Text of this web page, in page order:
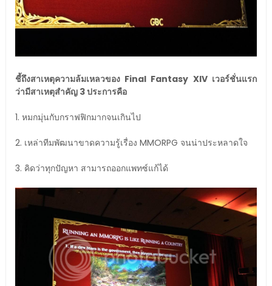
ชี้ถึงสาเหตุความล้มเหลวของ Final Fantasy XIV เวอร์ชั่นแรก
ว่ามีสาเหตุสำคัญ 3 ประการคือ
1. หมกมุ่นกับกราฟฟิกมากจนเกินไป
2. เหล่าทีมพัฒนาขาดความรู้เรื่อง MMORPG จนน่าประหลาดใจ
3. คิดว่าทุกปัญหา สามารถออกแพทซ์แก้ได้